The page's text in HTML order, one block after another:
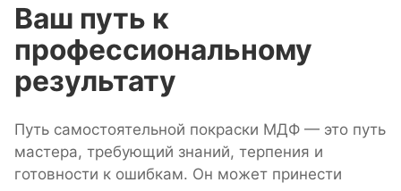
Ваш путь к
профессиональному
результату
Путь самостоятельной покраски МДФ — это путь
мастера, требующий знаний, терпения и
готовности к ошибкам. Он может принести